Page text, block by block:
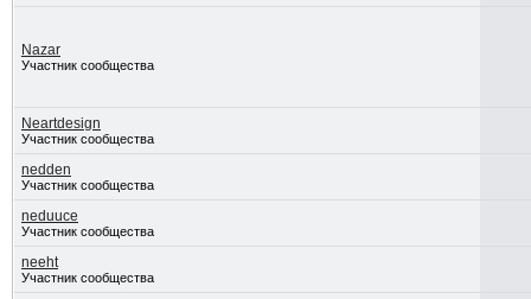
Nazar
Участник сообщества
Neartdesign
Участник сообщества
nedden
Участник сообщества
neduuce
Участник сообщества
neeht
Участник сообщества